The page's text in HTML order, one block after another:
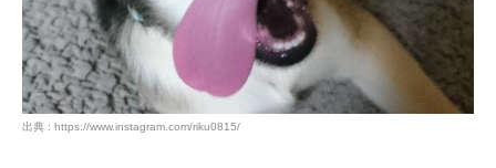
出典 : https://www.instagram.com/riku0815/
閉じる
アプリで開く